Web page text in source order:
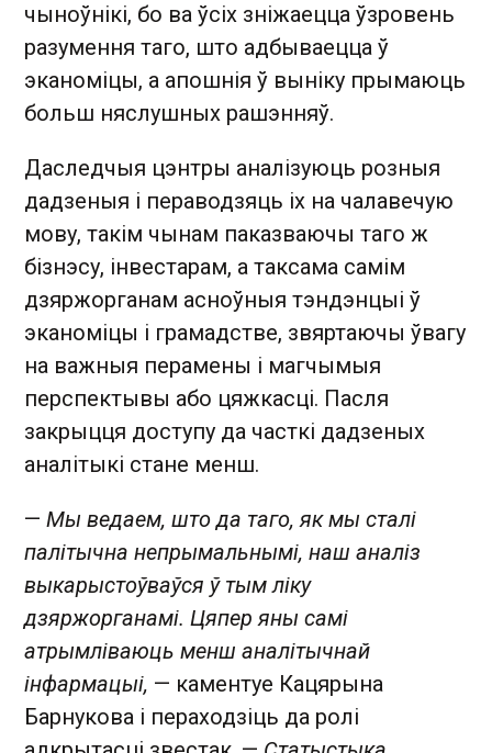
чыноўнікі, бо ва ўсіх зніжаецца ўзровень
разумення таго, што адбываецца ў
эканоміцы, а апошнія ў выніку прымаюць
больш няслушных рашэнняў.
Даследчыя цэнтры аналізуюць розныя
дадзеныя і пераводзяць іх на чалавечую
мову, такім чынам паказваючы таго ж
бізнэсу, інвестарам, а таксама самім
дзяржорганам асноўныя тэндэнцыі ў
эканоміцы і грамадстве, звяртаючы ўвагу
на важныя перамены і магчымыя
перспектывы або цяжкасці. Пасля
закрыцця доступу да часткі дадзеных
аналітыкі стане менш.
— Мы ведаем, што да таго, як мы сталі
палітычна непрымальнымі, наш аналіз
выкарыстоўваўся ў тым ліку
дзяржорганамі. Цяпер яны самі
атрымліваюць менш аналітычнай
інфармацыі, — каментуе Кацярына
Барнукова і пераходзіць да ролі